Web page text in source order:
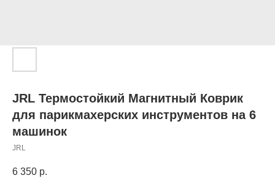
JRL Термостойкий Магнитный Коврик
для парикмахерских инструментов на 6
машинок
JRL
6 350 р.